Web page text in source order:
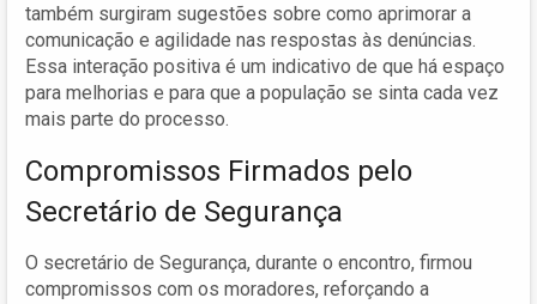
também surgiram sugestões sobre como aprimorar a
comunicação e agilidade nas respostas às denúncias.
Essa interação positiva é um indicativo de que há espaço
para melhorias e para que a população se sinta cada vez
mais parte do processo.
Compromissos Firmados pelo
Secretário de Segurança
O secretário de Segurança, durante o encontro, firmou
compromissos com os moradores, reforçando a